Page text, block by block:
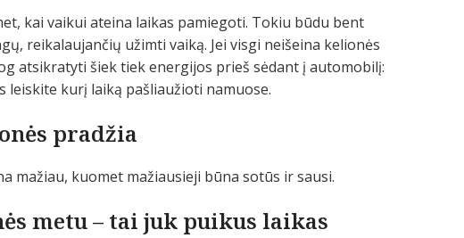
kai vaikui ateina laikas pamiegoti. Tokiu būdu bent
reikalaujančių užimti vaiką. Jei visgi neišeina kelionės
atsikratyti šiek tiek energijos prieš sėdant į automobilį:
leiskite kurį laiką pašliaužioti namuose.
pradžia
mažiau, kuomet mažiausieji būna sotūs ir sausi.
metu – tai juk puikus laikas